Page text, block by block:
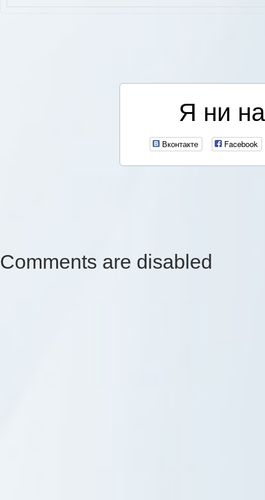
Я ни
Вконтакте Facebook
Comments are disabled